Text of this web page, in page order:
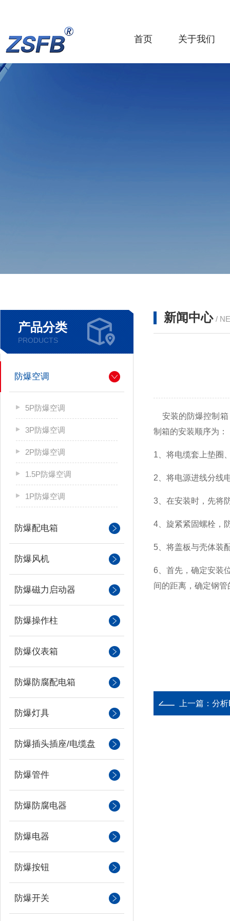
首页 关于我们
产品分类
PRODUCTS
防爆空调
5P防爆空调
3P防爆空调
2P防爆空调
1.5P防爆空调
1P防爆空调
防爆配电箱
防爆风机
防爆磁力启动器
防爆操作柱
防爆仪表箱
防爆防腐配电箱
防爆灯具
防爆插头插座/电缆盘
防爆管件
防爆防腐电器
防爆电器
防爆按钮
防爆开关
新闻中心 /
安装的防爆控制箱
制箱的安装顺序为：
1、将电缆套上垫圈
2、将电源进线分线
3、在安装时，先将
4、旋紧紧固螺栓，
5、将盖板与壳体装
6、首先，确定安装
间的距离，确定钢
上一篇： 分